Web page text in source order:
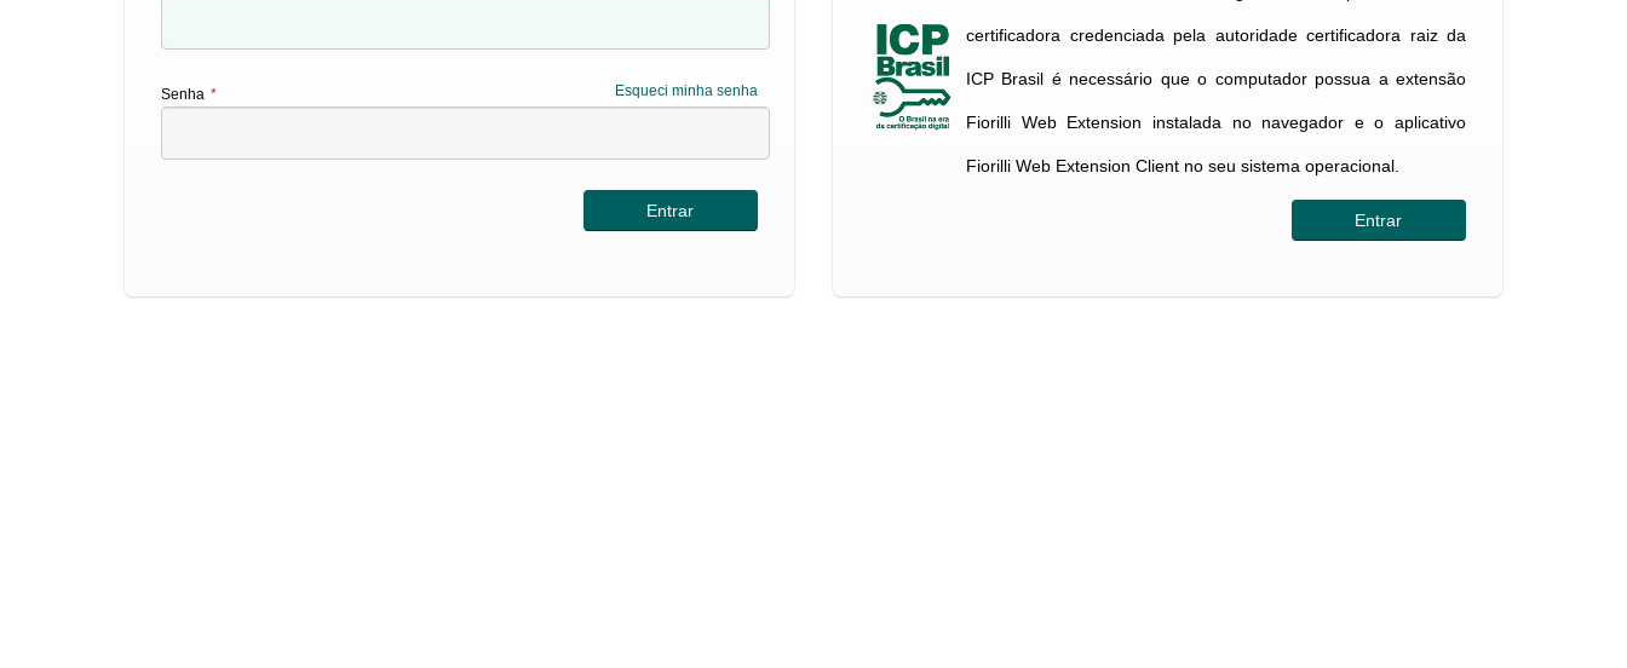
Esqueci minha senha
Senha *
certificadora credenciada pela autoridade certificadora raiz da
ICP Brasil é necessário que o computador possua a extensão
Fiorilli Web Extension instalada no navegador e o aplicativo
Fiorilli Web Extension Client no seu sistema operacional.